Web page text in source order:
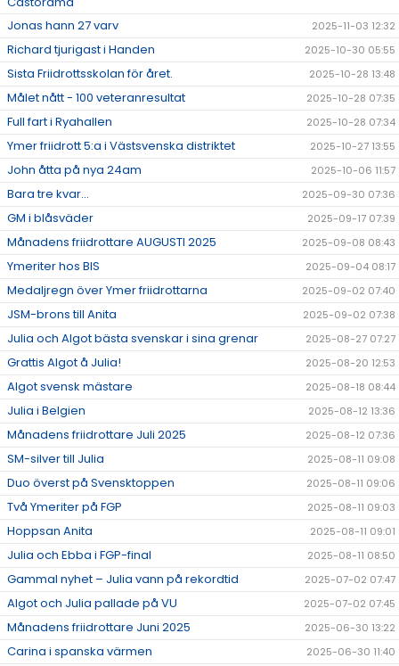
Jonas hann 27 varv 2025-11-03 12:32
Richard tjurigast i Handen 2025-10-30 05:55
Sista Friidrottsskolan för året. 2025-10-28 13:48
Målet nått - 100 veteranresultat 2025-10-28 07:35
Full fart i Ryahallen 2025-10-28 07:34
Ymer friidrott 5:a i Västsvenska distriktet 2025-10-27 13:55
John åtta på nya 24am 2025-10-06 11:57
Bara tre kvar... 2025-09-30 07:36
GM i blåsväder 2025-09-17 07:39
Månadens friidrottare AUGUSTI 2025 2025-09-08 08:43
Ymeriter hos BIS 2025-09-04 08:17
Medaljregn över Ymer friidrottarna 2025-09-02 07:40
JSM-brons till Anita 2025-09-02 07:38
Julia och Algot bästa svenskar i sina grenar 2025-08-27 07:27
Grattis Algot å Julia! 2025-08-20 12:53
Algot svensk mästare 2025-08-18 08:44
Julia i Belgien 2025-08-12 13:36
Månadens friidrottare Juli 2025 2025-08-12 07:36
SM-silver till Julia 2025-08-11 09:08
Duo överst på Svensktoppen 2025-08-11 09:06
Två Ymeriter på FGP 2025-08-11 09:03
Hoppsan Anita 2025-08-11 09:01
Julia och Ebba i FGP-final 2025-08-11 08:50
Gammal nyhet – Julia vann på rekordtid 2025-07-02 07:47
Algot och Julia pallade på VU 2025-07-02 07:45
Månadens friidrottare Juni 2025 2025-06-30 13:22
Carina i spanska värmen 2025-06-30 11:40